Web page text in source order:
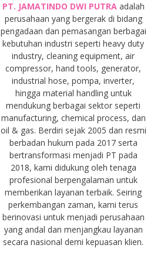
PT. JAMATINDO DWI PUTRAadalah
perusahaan yang bergerak di bidang
pengadaan dan pemasangan berbagai
kebutuhan industri seperti heavy duty
industry, cleaning equipment, air
compressor, hand tools, generator,
industrial hose, pompa, inverter,
hingga material handling untuk
mendukung berbagai sektor seperti
manufacturing, chemical process, dan
oil & gas. Berdiri sejak 2005 dan resmi
berbadan hukum pada 2017 serta
bertransformasi menjadi PT pada
2018, kami didukung oleh tenaga
profesional berpengalaman untuk
memberikan layanan terbaik. Seiring
perkembangan zaman, kami terus
berinovasi untuk menjadi perusahaan
yang andal dan menjangkau layanan
secara nasional demi kepuasan klien.